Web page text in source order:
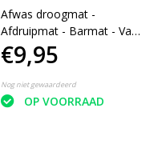
Afwas droogmat -
Afdruipmat - Barmat - Vaat
afwas mat - Aanrechtmat -
Siliconen - Anti slip - 45 x 30
CM
€9,95
Nog niet gewaardeerd
OP VOORRAAD